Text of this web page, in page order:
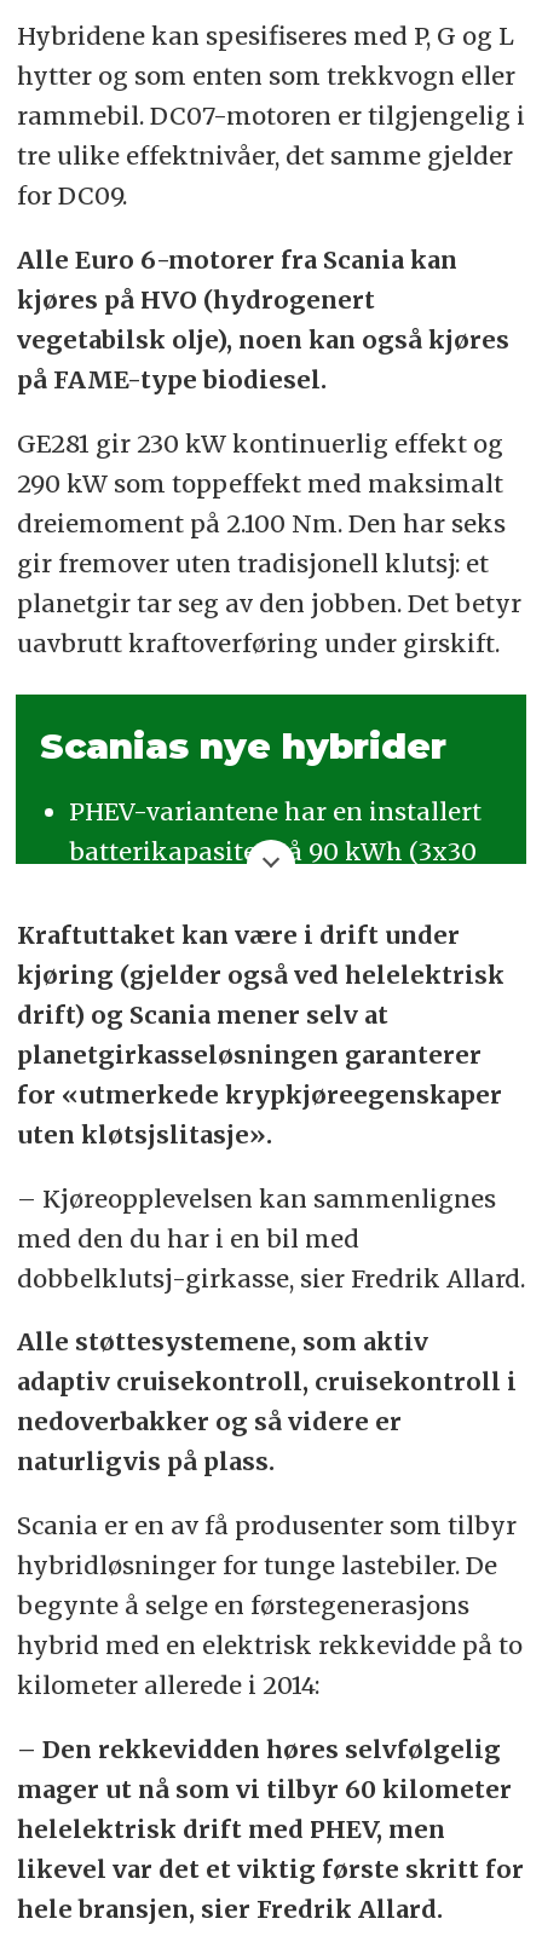
Hybridene kan spesifiseres med P, G og L
hytter og som enten som trekkvogn eller
rammebil. DC07-motoren er tilgjengelig i
tre ulike effektnivåer, det samme gjelder
for DC09.
Alle Euro 6-motorer fra Scania kan
kjøres på HVO (hydrogenert
vegetabilsk olje), noen kan også kjøres
på FAME-type biodiesel.
GE281 gir 230 kW kontinuerlig effekt og
290 kW som toppeffekt med maksimalt
dreiemoment på 2.100 Nm. Den har seks
gir fremover uten tradisjonell klutsj: et
planetgir tar seg av den jobben. Det betyr
uavbrutt kraftoverføring under girskift.
Scanias nye hybrider
PHEV-variantene har en installert
batterikapasitet på 90 kWh (3x30
30 kWh batteri.
Plug-in hybridene kan lade fullt på
35 minutter med en 95 kW DC-
lader.
Kjøretøyet kan lades både på
depoter og ved naturlige stopp,
som lossing (såkalt
mulighetslading).
En hybridlastebil med redusert
motor – fra DC09 til DC07 for
eksempel – har i praksis en
nyttelast som er 250 kilo høyere
sammenlignet med tilsvarende
konvensjonell diesellastebil;
nettovekten med hybridisering av
kjøretøyet øker med bare 750 kilo,
mens elektrifiserte lastebiler kan
ha et tonn høyere nyttelast
innenfor EU.
Kraftuttaket kan være i drift under
kjøring (gjelder også ved helelektrisk
drift) og Scania mener selv at
planetgirkasseløsningen garanterer
for «utmerkede krypkjøreegenskaper
uten kløtsjslitasje».
– Kjøreopplevelsen kan sammenlignes
med den du har i en bil med
dobbelklutsj-girkasse, sier Fredrik Allard.
Alle støttesystemene, som aktiv
adaptiv cruisekontroll, cruisekontroll i
nedoverbakker og så videre er
naturligvis på plass.
Scania er en av få produsenter som tilbyr
hybridløsninger for tunge lastebiler. De
begynte å selge en førstegenerasjons
hybrid med en elektrisk rekkevidde på to
kilometer allerede i 2014:
– Den rekkevidden høres selvfølgelig
mager ut nå som vi tilbyr 60 kilometer
helelektrisk drift med PHEV, men
likevel var det et viktig første skritt for
hele bransjen, sier Fredrik Allard.